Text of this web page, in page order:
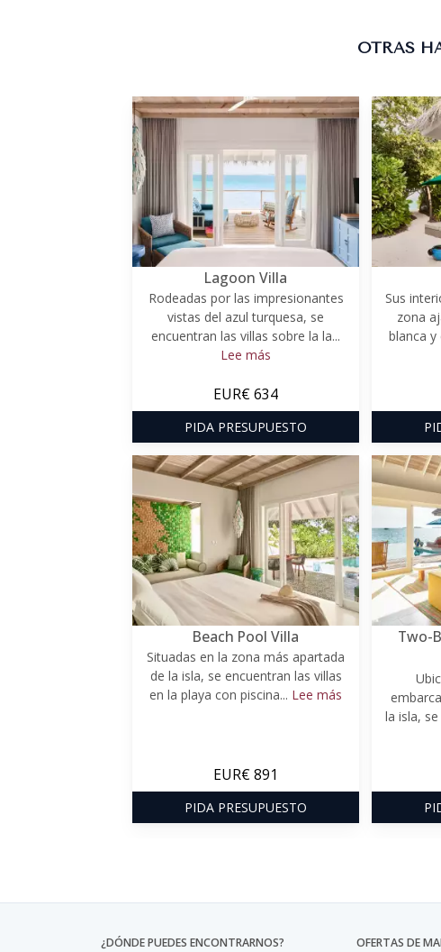
OTRAS
Lagoon Villa
Rodeadas por las impresionantes
vistas del azul turquesa, se
encuentran las villas sobre la la...
Lee más
EUR€ 634
PIDA PRESUPUESTO
Sus
zona
blanca y
Beach Pool Villa
Situadas en la zona más apartada
de la isla, se encuentran las villas
en la playa con piscina... Lee más
EUR€ 891
PIDA PRESUPUESTO
Two-
la isla,
¿DÓNDE PUEDES ENCONTRARNOS? OFERTAS DE